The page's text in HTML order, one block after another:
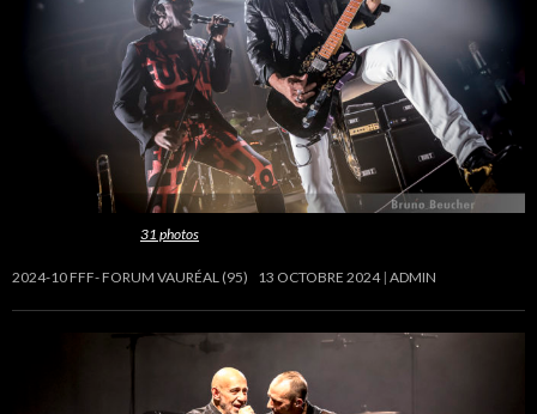
31 photos
2024-10 FFF- FORUM VAURÉAL (95) 13 OCTOBRE 2024 ADMIN